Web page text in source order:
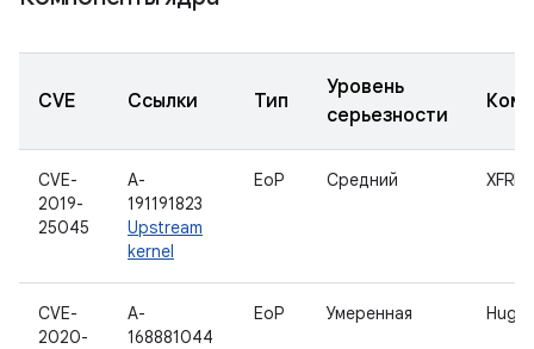
CVE Ссылки Тип
Уровень
серьезности
CVE-
2019-
25045
A-
191191823
Upstream
kernel
EoP Средний XFRM
CVE-
2020-
A-
168881044
EoP Умеренная